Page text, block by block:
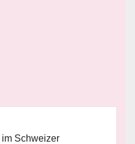
Schweizer